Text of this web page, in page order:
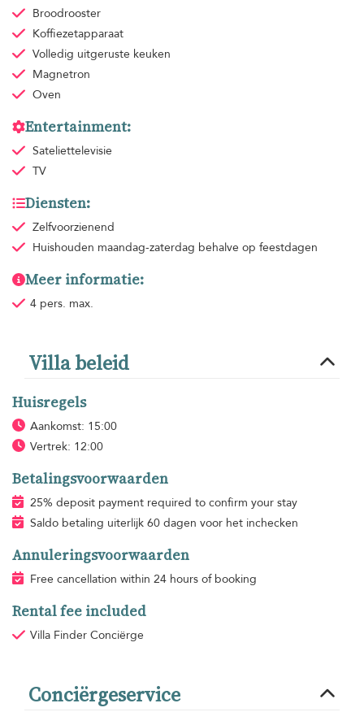
Broodrooster
Koffiezetapparaat
Volledig uitgeruste keuken
Magnetron
Oven
Entertainment:
Sateliettelevisie
TV
Diensten:
Zelfvoorzienend
Huishouden maandag-zaterdag behalve op feestdagen
Meer informatie:
4 pers. max.
Villa beleid
Huisregels
Aankomst: 15:00
Vertrek: 12:00
Betalingsvoorwaarden
25% deposit payment required to confirm your stay
Saldo betaling uiterlijk 60 dagen voor het inchecken
Annuleringsvoorwaarden
Free cancellation within 24 hours of booking
Rental fee included
Villa Finder Conciërge
Conciërgeservice